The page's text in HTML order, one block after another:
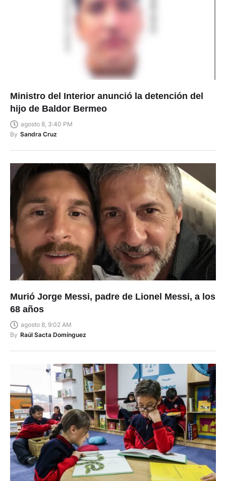
Ministro del Interior anunció la detención del
hijo de Baldor Bermeo
agosto 8, 3:40 PM
By Sandra Cruz
Murió Jorge Messi, padre de Lionel Messi, a los
68 años
agosto 8, 9:02 AM
By Raúl Sacta Domínguez